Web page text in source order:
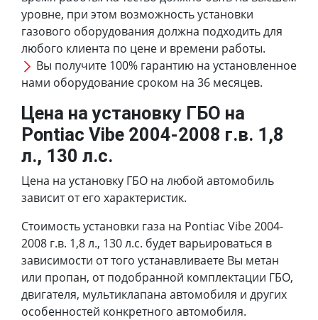
уровне, при этом возможность установки
газового оборудования должна подходить для
любого клиента по цене и времени работы.
Вы получите 100% гарантию на установленное
нами оборудование сроком на 36 месяцев.
Цена на установку ГБО на
Pontiac Vibe 2004-2008 г.в. 1,8
л., 130 л.с.
Цена на установку ГБО на любой автомобиль
зависит от его характеристик.
Стоимость установки газа на Pontiac Vibe 2004-
2008 г.в. 1,8 л., 130 л.с. будет варьироваться в
зависимости от того устанавливаете Вы метан
или пропан, от подобранной комплектации ГБО,
двигателя, мультиклапана автомобиля и других
особенностей конкретного автомобиля.